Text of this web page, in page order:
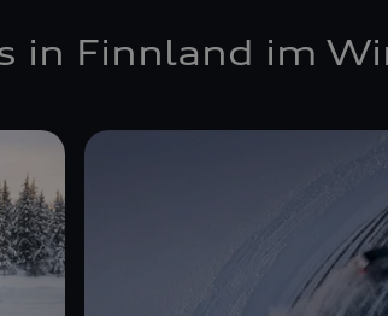
in Finnland im